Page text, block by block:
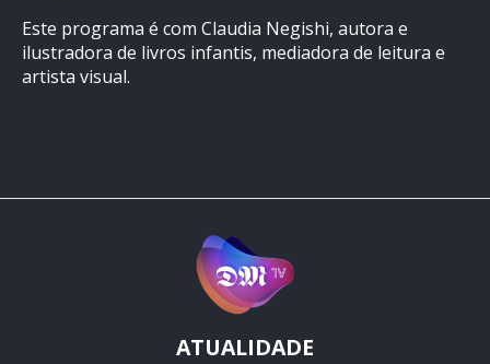
Este programa é com Claudia Negishi, autora e
ilustradora de livros infantis, mediadora de leitura e
artista visual.
ATUALIDADE